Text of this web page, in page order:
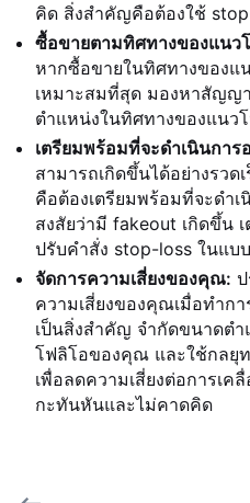
คิด สิ่งสำคัญคือต้องใช้
ซื้อขายตามทิศทางของแนว
หากซื้อขายในทิศทางของแ
เหมาะสมที่สุด มองหาสัญญ
ตำแหน่งในทิศทางของแนว
เตรียมพร้อมที่จะดำเนินการ
สามารถเกิดขึ้นได้อย่างรวด
คือต้องเตรียมพร้อมที่จะดำ
สงสัยว่ามี fakeout เกิดขึ้น
ปรับคำสั่ง stop-loss ในแบ
จัดการความเสี่ยงของคุณ:
ความเสี่ยงของคุณเมื่อทำก
เป็นสิ่งสำคัญ จำกัดขนาดต
โฟลิโอของคุณ และใช้กลยุ
เพื่อลดความเสี่ยงต่อการเค
กะทันหันและไม่คาดคิด